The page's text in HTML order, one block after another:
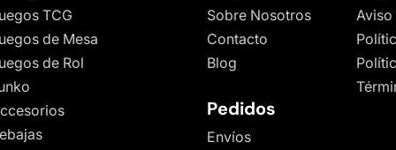
TCG
de Mesa
de Rol
Sobre Nosotros
Contacto
Blog
Pedidos
Envíos
Aviso